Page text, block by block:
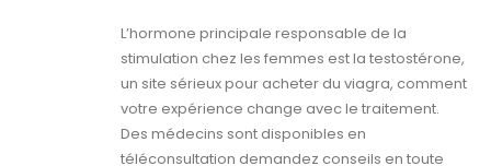
L’hormone principale responsable de la
stimulation chez les femmes est la testostérone,
un site sérieux pour acheter du viagra, comment
votre expérience change avec le traitement.
Des médecins sont disponibles en
téléconsultation demandez conseils en toute